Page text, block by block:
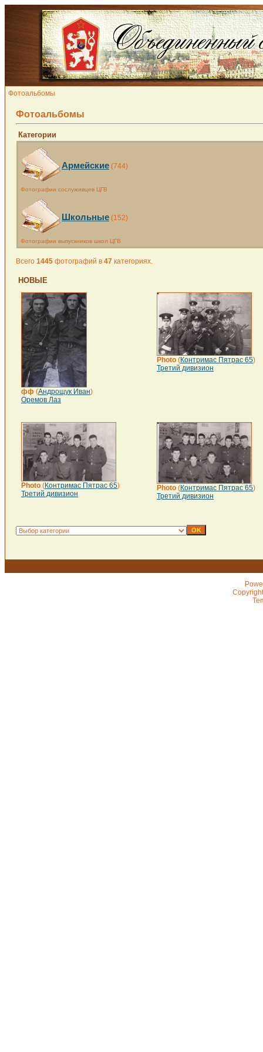
Фотоальбомы
Фотоальбомы
Категории
Армейские (744)
Фотографии сослуживцев ЦГВ
Школьные (152)
Фотографии выпускников школ ЦГВ
Всего 1445 фотографий в 47 категориях.
НОВЫЕ
фф (Андрощук Иван)
Оремов Лаз
Photo (Контримас Пятрас 65)
Третий дивизион
Photo (Контримас Пятрас 65)
Третий дивизион
Photo (Контримас Пятрас 65)
Третий дивизион